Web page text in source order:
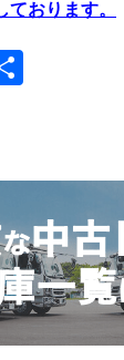
おります。